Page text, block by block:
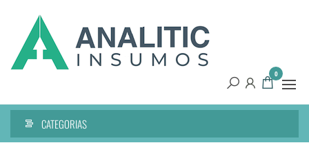
conteúdo
0
CATEGORIAS